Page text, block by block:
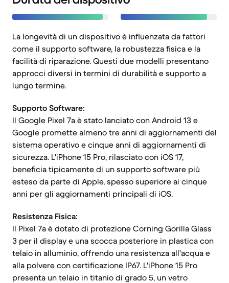
La longevità di un dispositivo è influenzata da fattori
come il supporto software, la robustezza fisica e la
facilità di riparazione. Questi due modelli presentano
approcci diversi in termini di durabilità e supporto a
lungo termine.
Supporto Software:
Il Google Pixel 7a è stato lanciato con Android 13 e
Google promette almeno tre anni di aggiornamenti del
sistema operativo e cinque anni di aggiornamenti di
sicurezza. L'iPhone 15 Pro, rilasciato con iOS 17,
beneficia tipicamente di un supporto software più
esteso da parte di Apple, spesso superiore ai cinque
anni per gli aggiornamenti principali di iOS.
Resistenza Fisica:
Il Pixel 7a è dotato di protezione Corning Gorilla Glass
3 per il display e una scocca posteriore in plastica con
telaio in alluminio, offrendo una resistenza all'acqua e
alla polvere con certificazione IP67. L'iPhone 15 Pro
presenta un telaio in titanio di grado 5, un vetro